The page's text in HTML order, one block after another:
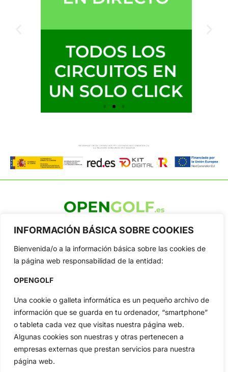
INFORMACIÓN BÁSICA SOBRE COOKIES
Bienvenida/o a la información básica sobre las cookies de
la página web responsabilidad de la entidad:
OPENGOLF
Una cookie o galleta informática es un pequeño archivo de
información que se guarda en tu ordenador, “smartphone”
o tableta cada vez que visitas nuestra página web.
Algunas cookies son nuestras y otras pertenecen a
empresas externas que prestan servicios para nuestra
página web.
OpenGolf ofrece toda la actualidad, información del golf
profesional y amateur, resultados en directo, vídeos, noticias,
Jon Rahm, LIV Golf, PGA Tour, Ryder Cup, DP World Tour, LPGA
Tour...
Inicio
Actualidad
Amateurs
Circuitos
Especiales
Reglas
Vídeos
De Interés
Compañía